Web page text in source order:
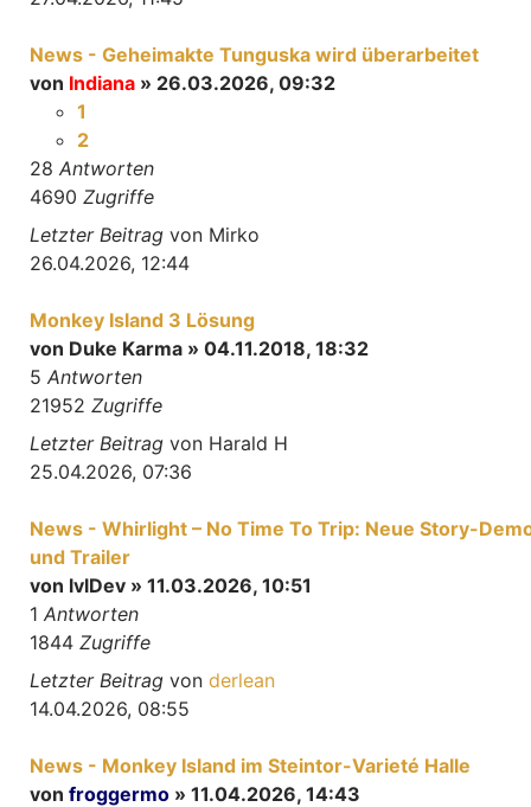
News - Geheimakte Tunguska wird überarbeitet
von Indiana » 26.03.2026, 09:32
1
2
28 Antworten
4690 Zugriffe
Letzter Beitrag von Mirko
26.04.2026, 12:44
Monkey Island 3 Lösung
von Duke Karma » 04.11.2018, 18:32
5 Antworten
21952 Zugriffe
Letzter Beitrag von Harald H
25.04.2026, 07:36
News - Whirlight – No Time To Trip: Neue Story-
und Trailer
von lvlDev » 11.03.2026, 10:51
1 Antworten
1844 Zugriffe
Letzter Beitrag von derlean
14.04.2026, 08:55
News - Monkey Island im Steintor-Varieté Halle
von froggermo » 11.04.2026, 14:43